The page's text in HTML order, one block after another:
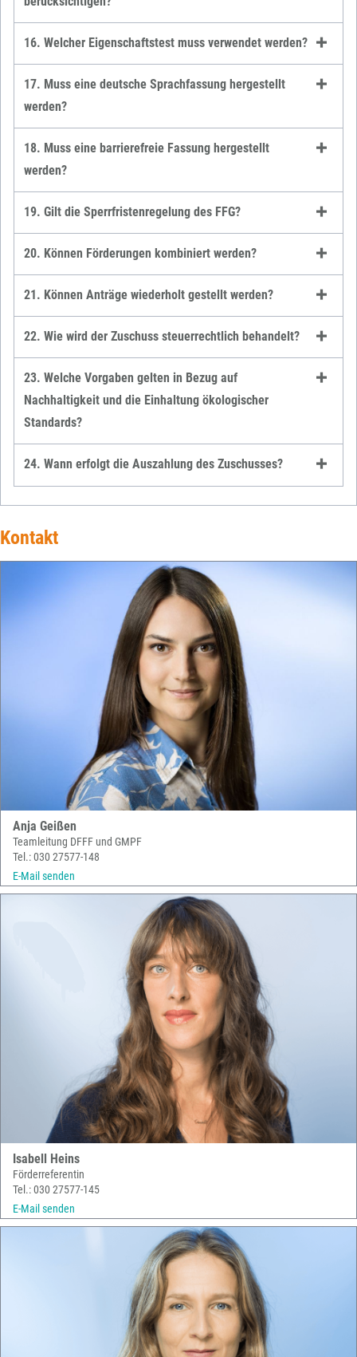
16. Welcher Eigenschaftstest muss verwendet werden?
17. Muss eine deutsche Sprachfassung hergestellt
werden?
18. Muss eine barrierefreie Fassung hergestellt
werden?
19. Gilt die Sperrfristenregelung des FFG?
20. Können Förderungen kombiniert werden?
21. Können Anträge wiederholt gestellt werden?
22. Wie wird der Zuschuss steuerrechtlich behandelt?
23. Welche Vorgaben gelten in Bezug auf
Nachhaltigkeit und die Einhaltung ökologischer
Standards?
24. Wann erfolgt die Auszahlung des Zuschusses?
Kontakt
Anja Geißen
Teamleitung DFFF und GMPF
Tel.: 030 27577-148
E-Mail senden
Isabell Heins
Förderreferentin
Tel.: 030 27577-145
E-Mail senden